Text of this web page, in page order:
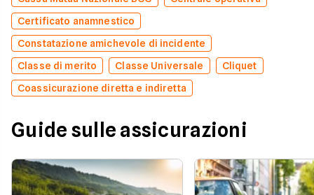
Certificato anamnestico
Constatazione amichevole di incidente
Classe di merito
Classe Universale
Cliquet
Coassicurazione diretta e indiretta
Guide sulle assicurazioni